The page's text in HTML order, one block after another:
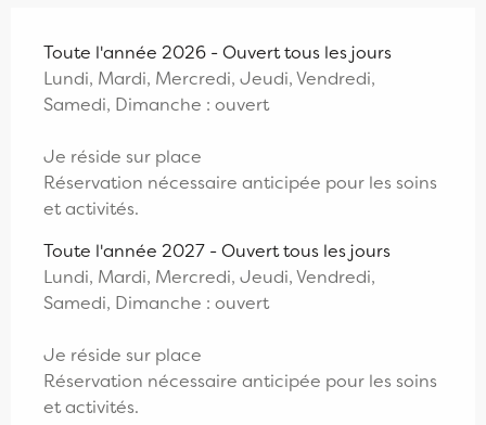
Toute l'année 2026 - Ouvert tous les jours
Lundi, Mardi, Mercredi, Jeudi, Vendredi,
Samedi, Dimanche : ouvert
Je réside sur place
Réservation nécessaire anticipée pour les soins
et activités.
Toute l'année 2027 - Ouvert tous les jours
Lundi, Mardi, Mercredi, Jeudi, Vendredi,
Samedi, Dimanche : ouvert
Je réside sur place
Réservation nécessaire anticipée pour les soins
et activités.